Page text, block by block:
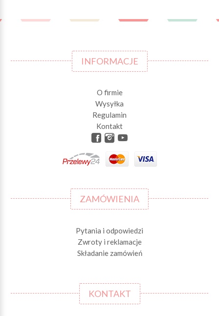
INFORMACJE
O firmie
Wysyłka
Regulamin
Kontakt
ZAMÓWIENIA
Pytania i odpowiedzi
Zwroty i reklamacje
Składanie zamówień
KONTAKT